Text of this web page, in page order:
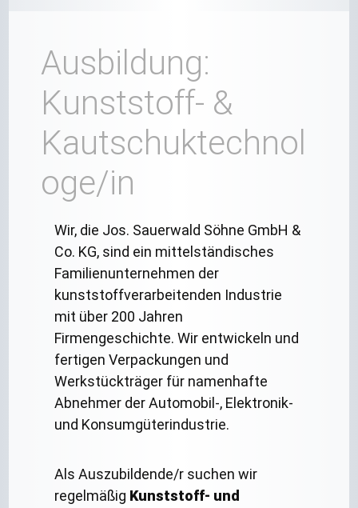
Ausbildung:
Kunststoff- &
Kautschuktechnol
oge/in
Wir, die Jos. Sauerwald Söhne GmbH &
Co. KG, sind ein mittelständisches
Familienunternehmen der
kunststoffverarbeitenden Industrie
mit über 200 Jahren
Firmengeschichte. Wir entwickeln und
fertigen Verpackungen und
Werkstückträger für namenhafte
Abnehmer der Automobil-, Elektronik-
und Konsumgüterindustrie.
Als Auszubildende/r suchen wir
regelmäßig Kunststoff- und